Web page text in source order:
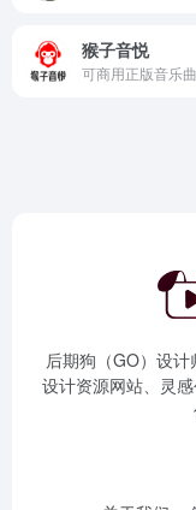
猴子音悦
可商用正版音乐
后期狗（GO）设
设计资源网站、灵